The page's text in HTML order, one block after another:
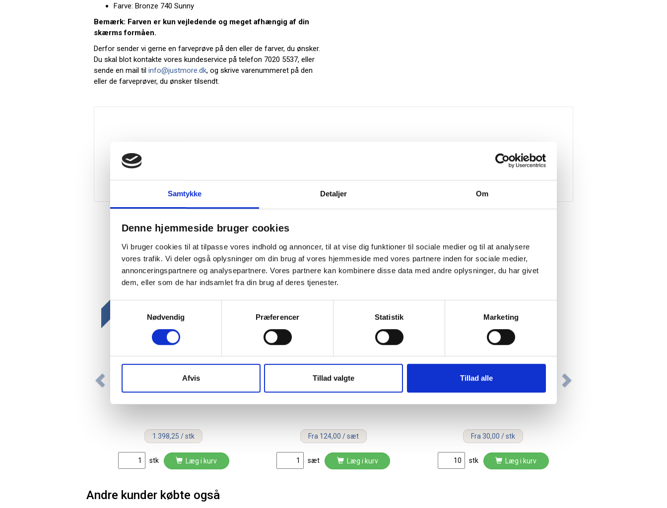
Samtykke Detaljer Om
Denne hjemmeside bruger cookies
Vi bruger cookies til at tilpasse vores indhold og annoncer, til at vise dig funktioner til sociale medier og til at analysere
vores trafik. Vi deler også oplysninger om din brug af vores hjemmeside med vores partnere inden for sociale medier,
annonceringspartnere og analysepartnere. Vores partnere kan kombinere disse data med andre oplysninger, du har givet
dem, eller som de har indsamlet fra din brug af deres tjenester.
Nødvendig
Præferencer Statistik Marketing
Afvis Tillad valgte Tillad alle
Farve: Bronze 740 Sunny
Bemærk: Farven er kun vejledende og meget afhængig af din
skærms formåen.
Derfor sender vi gerne en farveprøve på den eller de farver, du ønsker.
Du skal blot kontakte vores kundeservice på telefon 7020 5537, eller
sende en mail til info@justmore.dk, og skrive varenummeret på den
eller de farveprøver, du ønsker tilsendt.
Relaterede produkter
Gratis fragt Spar 15%
Lintex startpakke til whiteboard
1.398,25 / stk
stk Læg i kurv
Lintex penne til glas og
Fra 124,00 / sæt
sæt Læg i kurv
Fra 30,00 / stk
stk Læg i kurv
Andre kunder købte også